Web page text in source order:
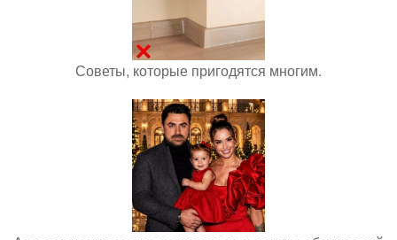
Советы, которые пригодятся многим.